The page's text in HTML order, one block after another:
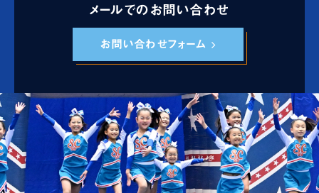
メールでのお問い合わせ
お問い合わせフォーム